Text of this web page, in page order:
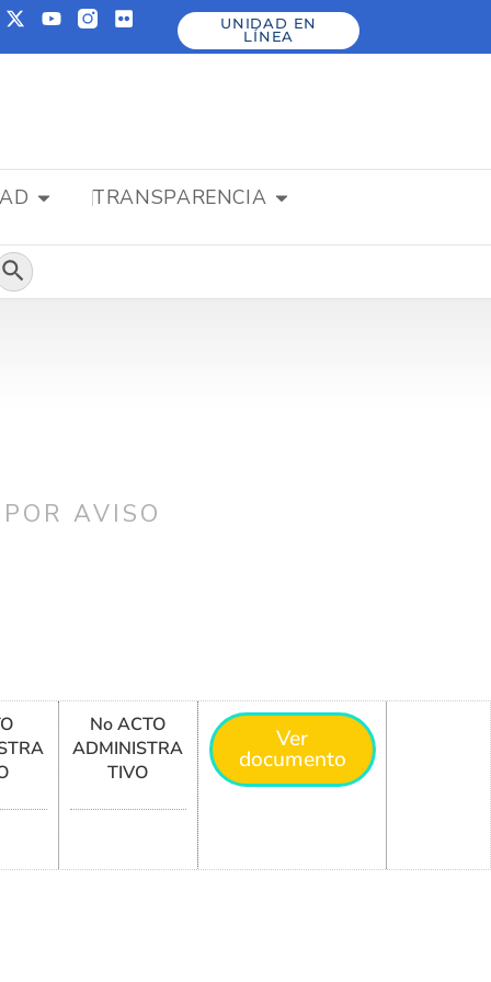
UNIDAD EN
LÍNEA
TRANSPARENCIA
de búsqueda
AVISO
No ACTO
ADMINISTRA
TIVO
Ver
documento